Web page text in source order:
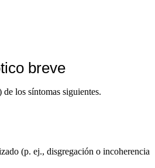
breve
los síntomas siguientes.
(p. ej., disgregación o incoherencia